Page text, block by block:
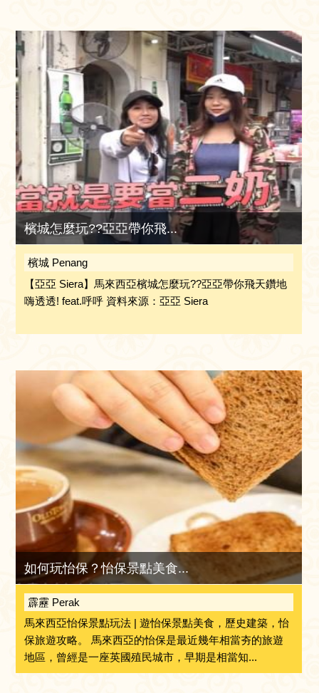
檳城怎麼玩??亞亞帶你飛...
檳城 Penang
【亞亞 Siera】馬來西亞檳城怎麼玩??亞亞帶你飛天鑽地
嗨透透! feat.呼呼 資料來源：亞亞 Siera
如何玩怡保？怡保景點美食...
霹靂 Perak
馬來西亞怡保景點玩法 | 遊怡保景點美食，歷史建築，怡
保旅遊攻略。 馬來西亞的怡保是最近幾年相當夯的旅遊
地區，曾經是一座英國殖民城市，早期是相當知...